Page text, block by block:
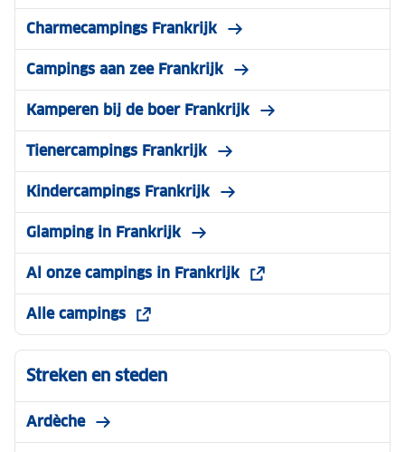
Charmecampings Frankrijk
Campings aan zee Frankrijk
Kamperen bij de boer Frankrijk
Tienercampings Frankrijk
Kindercampings Frankrijk
Glamping in Frankrijk
Al onze campings in Frankrijk
Alle campings
Streken en steden
Ardèche